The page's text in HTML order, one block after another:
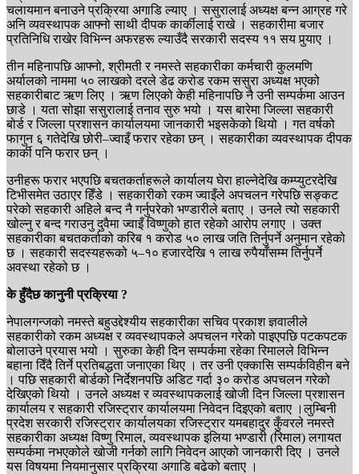
चलायमान बनाउने प्रक्रिया अगाडि ल्याए । ससुरालाई अध्यक्ष बन्न आग्रह गरे
अनि व्यवस्थापक आफ्नो साथी दीपक कार्कीलाई राखे । सहकारीमा बजार
प्रतिनिधि राखेर विभिन्न अफरहरू ल्याउँदै सरकारी सदस्य ११ सय पुर्‍याए ।
तीन महिनापछि आफ्नो, श्रीमती र नमस्ते सहकारीका कर्मचारी कुलमणि
अर्यालको नाममा ५० लाखको दरले डेढ करोड रकम ससुरा अध्यक्ष भएको
सहकारीबाट ऋण लिए । ऋण लिएको केही महिनापछि नै उनी सम्पर्कमा आउन
छाडे । यता सोझा ससुरालाई तनाव सुरु भयो । यस बारेमा जिल्ला सहकारी
बोर्ड र जिल्ला प्रशासन कार्यालयमा जानकारी भइसकेको थियो । गत वर्षको
फागुन ६ गतेदेखि छोरी–ज्वाइँ फरार रहेका छन् । सहकारीका व्यवस्थापक दीपक
कार्की पनि फरार छन् ।
उनीहरू फरार भएपछि बचतकर्ताहरूले कार्यालय घेरा हाल्नेदेखि कम्प्युटरदेखि
टिभीसमेत उठाएर हिँडे । सहकारीको रकम ज्वाइँले अपचलन गरेपछि सङ्कट
परेको सहकारी अहिले बन्द नै गर्नुपरेको भण्डारीले बताए । उनले त्यो सहकारी
खोल्नु र बन्द गराउनु दुवैमा ज्वाइँ विष्णुको हात रहेको आरोप लगाए । उक्त
सहकारीका बचतकर्ताको करिब १ करोड ५० लाख जति तिर्नुपर्ने अनुमान रहेको
छ । सहकारी सदस्यहरूको ५–१० हजारदेखि १ लाख रुपैयाँसम्म तिर्नुपर्ने
अवस्था रहेको छ ।
के हुँदैछ कानुनी प्रक्रिया ?
नेपालगन्जको नमस्ते बहुउद्देश्यीय सहकारीका सचिव प्रकाश ज्ञवालीले
सहकारीको रकम अध्यक्ष र व्यवस्थापकले अपचलन गरेको पाइएपछि पटकपटक
बोलाउने प्रयास भयो । सुरुका केही दिन सम्पर्कमा रहेका रिमालले विभिन्न
बहाना दिँदै तिर्ने प्रतिबद्धता जनाएका थिए । तर उनी एक्कासि सम्पर्कविहीन बने
। पछि सहकारी बोर्डको निर्देशनपछि अडिट गर्दा ३० करोड अपचलन गरेको
देखिएको थियो । उनले अध्यक्ष र व्यवस्थापकलाई खोजी दिन जिल्ला प्रशासन
कार्यालय र सहकारी रजिस्ट्रार कार्यालयमा निवेदन दिइएको बताए ।लुम्बिनी
प्रदेश सरकारी रजिस्ट्रार कार्यालयका रजिस्ट्रार यमबहादुर कुँवरले नमस्ते
सहकारीका अध्यक्ष विष्णु रिमाल, व्यवस्थापक इलिया भण्डारी (रिमाल) लगायत
सम्पर्कमा नभएकोले खोजी गर्नको लागि निवेदन आएको जानकारी दिए । उनले
यस विषयमा नियमानुसार प्रक्रिया अगाडि बढेको बताए ।